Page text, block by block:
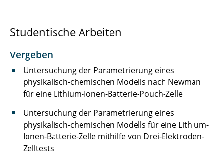
Holdorf Merit
Jackmann Cedric
Jelden Timo
Jennert Torben
Klöpping Stefan
König Peer
Studentische Arbeiten
Vergeben
Untersuchung der Parametrierung eines
physikalisch-chemischen Modells nach Newman
für eine Lithium-Ionen-Batterie-Pouch-Zelle
Untersuchung der Parametrierung eines
physikalisch-chemischen Modells für eine Lithium-
Ionen-Batterie-Zelle mithilfe von Drei-Elektroden-
Zelltests